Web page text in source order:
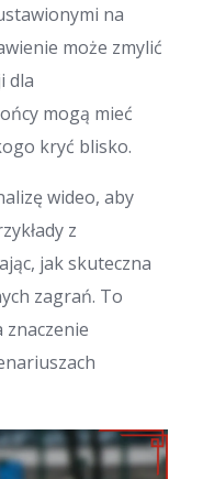
na
może zmylić
dla
mogą mieć
kryć blisko.
wideo, aby
z
jak skuteczna
zagrań. To
znaczenie